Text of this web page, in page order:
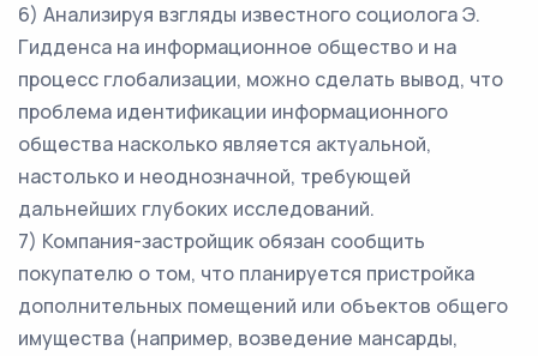
6) Анализируя взгляды известного социолога Э.
Гидденса на информационное общество и на
процесс глобализации, можно сделать вывод, что
проблема идентификации информационного
общества насколько является актуальной,
настолько и неоднозначной, требующей
дальнейших глубоких исследований.
7) Компания-застройщик обязан сообщить
покупателю о том, что планируется пристройка
дополнительных помещений или объектов общего
имущества (например, возведение мансарды,